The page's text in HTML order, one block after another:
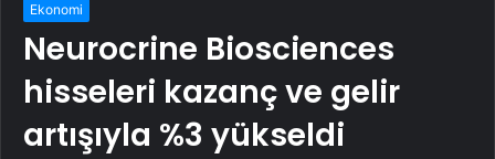
Ekonomi
Neurocrine Biosciences
hisseleri kazanç ve gelir
artışıyla %3 yükseldi